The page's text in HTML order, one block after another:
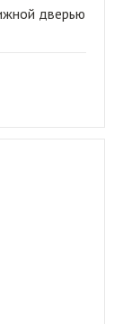
дверью